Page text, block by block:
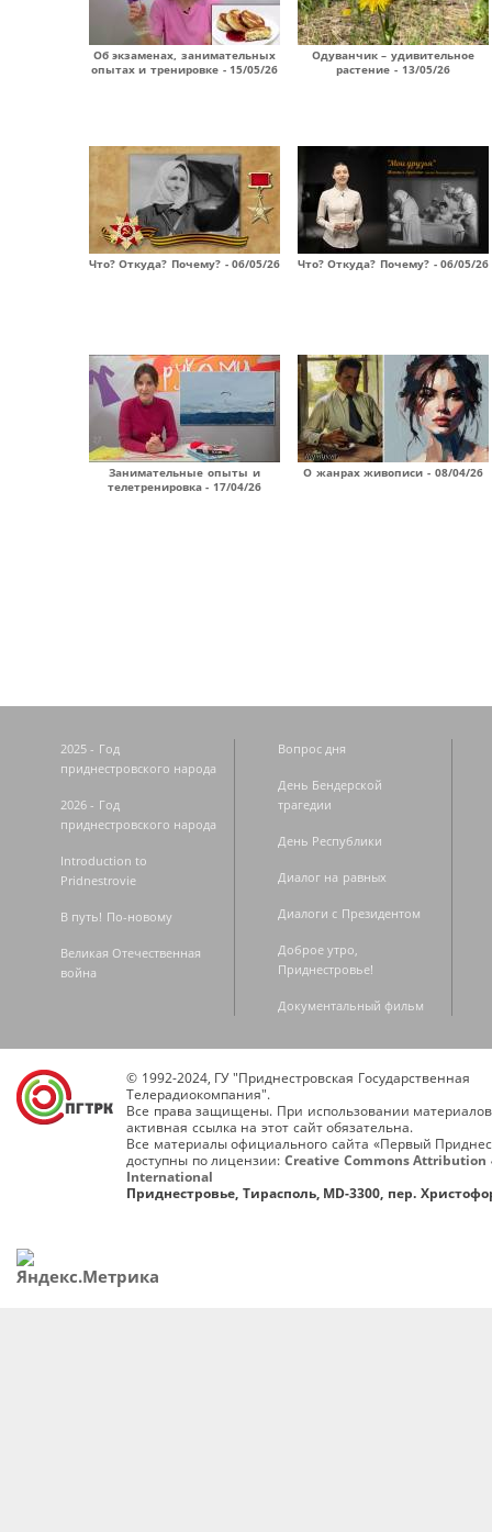
Об экзаменах, занимательных
опытах и тренировке - 15/05/26
Одуванчик – удивительное
растение - 13/05/26
Что? Откуда? Почему? - 06/05/26 Что? Откуда? Почему? - 06/05/26
Занимательные опыты и
телетренировка - 17/04/26
О жанрах живописи - 08/04/26
2025 - Год
приднестровского народа
2026 - Год
приднестровского народа
Introduction to
Pridnestrovie
В путь! По-новому
Великая Отечественная
война
Вопрос дня
День Бендерской
трагедии
День Республики
Диалог на равных
Диалоги с Президентом
Доброе утро,
Приднестровье!
Документальный фильм
© 1992-2024, ГУ "Приднестровская Государственная
Телерадиокомпания".
Все права защищены. При использовании
активная ссылка на этот сайт обязательна.
Все материалы официального сайта «Первый
доступны по лицензии: Creative Commons Attribution
International
Приднестровье, Тирасполь, MD-3300, пер.